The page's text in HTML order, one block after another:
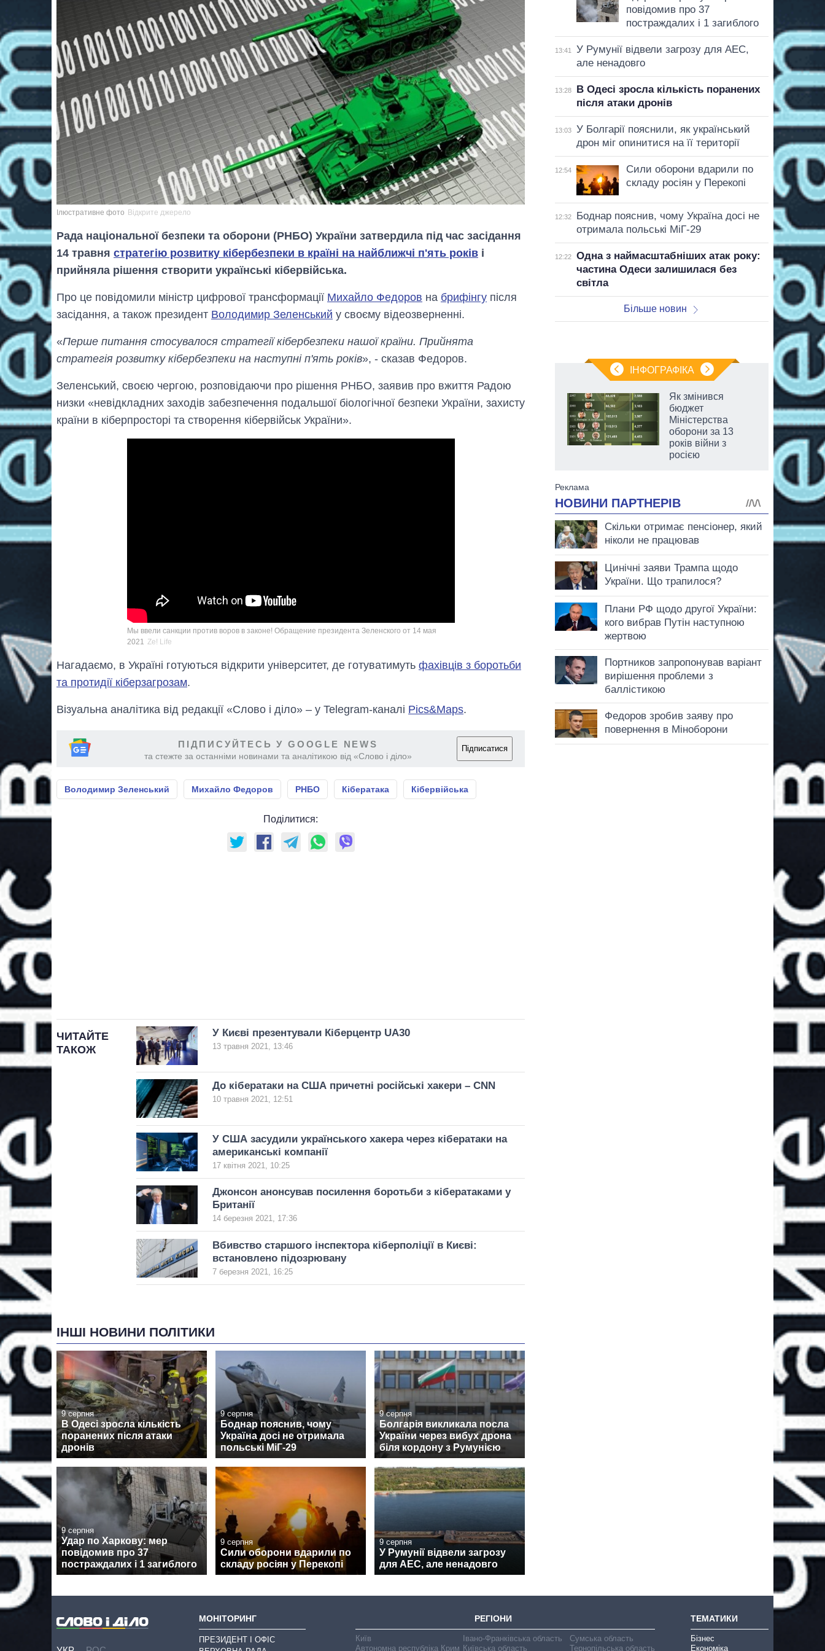
Ілюстративне фото Відкрите джерело
Рада національної безпеки та оборони (РНБО) України затвердила під час засідання
14 травня стратегію розвитку кібербезпеки в країні на найближчі п'ять років і
прийняла рішення створити українські кібервійська.
Про це повідомили міністр цифрової трансформації Михайло Федоров на брифінгу після
засідання, а також президент Володимир Зеленський у своєму відеозверненні.
«Перше питання стосувалося стратегії кібербезпеки нашої країни. Прийнята
стратегія розвитку кібербезпеки на наступні п'ять років», - сказав Федоров.
Зеленський, своєю чергою, розповідаючи про рішення РНБО, заявив про вжиття Радою
низки «невідкладних заходів забезпечення подальшої біологічної безпеки України, захисту
країни в кіберпросторі та створення кібервійськ України».
Мы ввели санкции против воров в законе! Обращение президента Зеленского от 14 мая
2021 Ze! Life
Нагадаємо, в Україні готуються відкрити університет, де готуватимуть фахівців з боротьби
та протидії кіберзагрозам.
Візуальна аналітика від редакції «Слово і діло» – у Telegram-каналі Pics&Maps.
ПІДПИСУЙТЕСЬ У GOOGLE NEWS
та стежте за останніми новинами та аналітикою від «Слово і діло»
Підписатися
Володимир Зеленський Михайло Федоров РНБО Кібератака Кібервійська
Поділитися:
ЧИТАЙТЕ
ТАКОЖ
У Києві презентували Кіберцентр UA30
13 травня 2021, 13:46
До кібератаки на США причетні російські хакери – CNN
10 травня 2021, 12:51
У США засудили українського хакера через кібератаки на
американські компанії
17 квітня 2021, 10:25
Джонсон анонсував посилення боротьби з кібератаками у
Британії
14 березня 2021, 17:36
Вбивство старшого інспектора кіберполіції в Києві:
встановлено підозрювану
7 березня 2021, 16:25
ІНШІ НОВИНИ ПОЛІТИКИ
9 серпня
В Одесі зросла кількість
поранених після атаки
дронів
9 серпня
Боднар пояснив, чому
Україна досі не отримала
польські МіГ-29
9 серпня
Болгарія викликала посла
України через вибух дрона
біля кордону з Румунією
9 серпня
Удар по Харкову: мер
повідомив про 37
постраждалих і 1 загиблого
9 серпня
Сили оборони вдарили по
складу росіян у Перекопі
9 серпня
У Румунії відвели загрозу
для АЕС, але ненадовго
повідомив про 37
постраждалих і 1 загиблого
13:41
У Румунії відвели загрозу для АЕС,
але ненадовго
13:28
В Одесі зросла кількість поранених
після атаки дронів
13:03
У Болгарії пояснили, як український
дрон міг опинитися на її території
12:54
Сили оборони вдарили по
складу росіян у Перекопі
12:32
Боднар пояснив, чому Україна досі не
отримала польські МіГ-29
12:22
Одна з наймасштабніших атак року:
частина Одеси залишилася без
світла
Більше новин
ІНФОГРАФІКА
Скільки картоплі
вирощували в
Як змінився
бюджет
Міністерства
оборони за 13
років війни з
росією
МОНІТОРИНГ
ПРЕЗИДЕНТ І ОФІС
РЕГІОНИ
Київ
Автономна республіка Крим
Івано-Франківська область
Київська область
Сумська область
Тернопільська область
ТЕМАТИКИ
Бізнес
Економіка